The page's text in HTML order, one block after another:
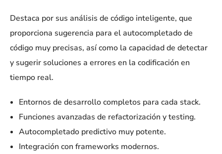
Destaca por sus análisis de código inteligente, que
proporciona sugerencia para el autocompletado de
código muy precisas, así como la capacidad de detectar
y sugerir soluciones a errores en la codificación en
tiempo real.
Entornos de desarrollo completos para cada stack.
Funciones avanzadas de refactorización y testing.
Autocompletado predictivo muy potente.
Integración con frameworks modernos.